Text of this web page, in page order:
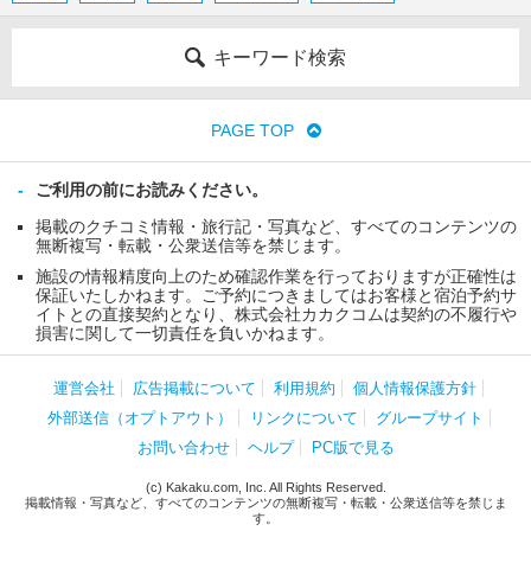
キーワード検索
PAGE TOP
ご利用の前にお読みください。
掲載のクチコミ情報・旅行記・写真など、すべてのコンテンツの
無断複写・転載・公衆送信等を禁じます。
施設の情報精度向上のため確認作業を行っておりますが正確性は
保証いたしかねます。ご予約につきましてはお客様と宿泊予約サ
イトとの直接契約となり、株式会社カカクコムは契約の不履行や
損害に関して一切責任を負いかねます。
運営会社 広告掲載について 利用規約
個人情報保護方針
外部送信（オプトアウト）
リンクについて
グループサイト
お問い合わせ
ヘルプ PC版で見る
(c) Kakaku.com, Inc. All Rights Reserved.
掲載情報・写真など、すべてのコンテンツの無断複写・転載・公衆送信等を禁じま
す。